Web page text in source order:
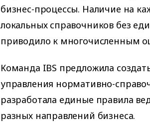
бизнес-процессы. Наличие на
локальных справочников без
приводило к многочисленным
Команда IBS предложила
управления нормативно-
разработала единые правила
разных направлений бизнеса.